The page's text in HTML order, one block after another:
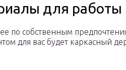
для работы
по собственным
для вас будет каркасный